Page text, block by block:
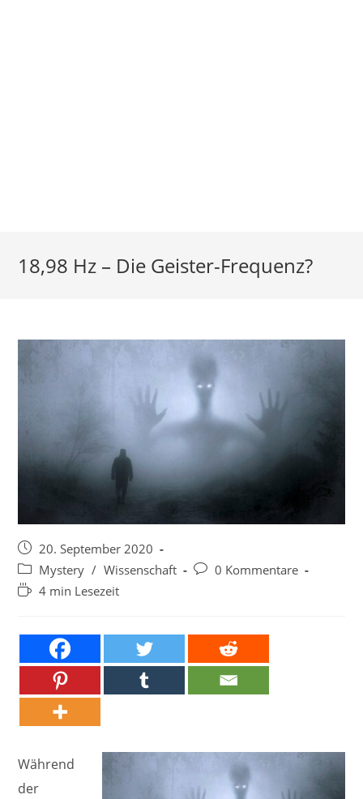
18,98 Hz – Die Geister-Frequenz?
Beitrag
veröffentlicht:
20. September 2020
Beitrags-
Kategorie:
Mystery / Wissenschaft
Beitrags-
0 Kommentare
Lesedauer:
4 min Lesezeit
Während
der